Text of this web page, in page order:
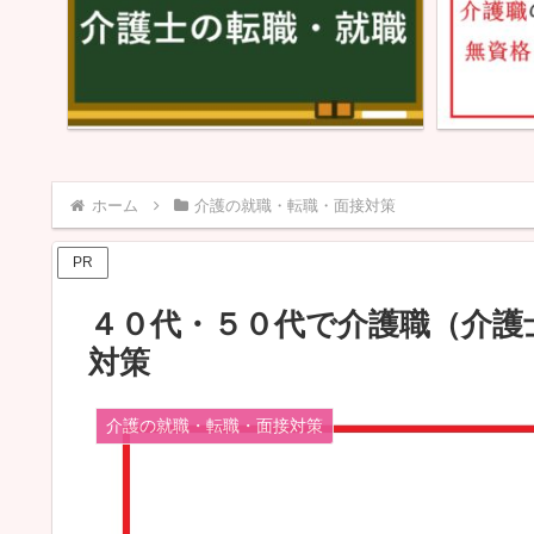
ホーム 介護の就職・転職・面接対策
PR
４０代・５０代で介護職（介
対策
介護の就職・転職・面接対策